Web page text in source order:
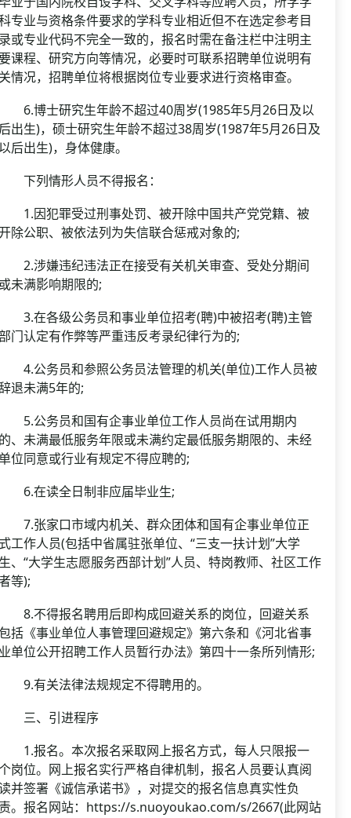
专业与资格条件要求的学科专业相近但不在选定参考目
或专业代码不完全一致的，报名时需在备注栏中注明主
课程、研究方向等情况，必要时可联系招聘单位说明有
情况，招聘单位将根据岗位专业要求进行资格审查。
博士研究生年龄不超过40周岁(1985年5月26日及以
出生)，硕士研究生年龄不超过38周岁(1987年5月26日及
后出生)，身体健康。
列情形人员不得报名：
因犯罪受过刑事处罚、被开除中国共产党党籍、被
除公职、被依法列为失信联合惩戒对象的;
涉嫌违纪违法正在接受有关机关审查、受处分期间
未满影响期限的;
在各级公务员和事业单位招考(聘)中被招考(聘)主管
门认定有作弊等严重违反考录纪律行为的;
公务员和参照公务员法管理的机关(单位)工作人员被
退未满5年的;
公务员和国有企事业单位工作人员尚在试用期内
、未满最低服务年限或未满约定最低服务期限的、未经
位同意或行业有规定不得应聘的;
在读全日制非应届毕业生;
张家口市域内机关、群众团体和国有企事业单位正
工作人员(包括中省属驻张单位、“三支一扶计划”大学
、“大学生志愿服务西部计划”人员、特岗教师、社区工作
等);
不得报名聘用后即构成回避关系的岗位，回避关系
括《事业单位人事管理回避规定》第六条和《河北省事
单位公开招聘工作人员暂行办法》第四十一条所列情形;
有关法律法规规定不得聘用的。
、引进程序
报名。本次报名采取网上报名方式，每人只限报一
岗位。网上报名实行严格自律机制，报名人员要认真阅
并签署《诚信承诺书》，对提交的报名信息真实性负
。报名网站：https://s.nuoyoukao.com/s/2667(此网站